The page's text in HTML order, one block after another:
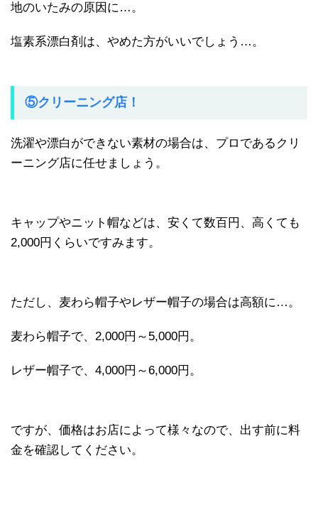
地のいたみの原因に…。
塩素系漂白剤は、やめた方がいいでしょう…。
⑤クリーニング店！
洗濯や漂白ができない素材の場合は、プロであるクリ
ーニング店に任せましょう。
キャップやニット帽などは、安くて数百円、高くても
2,000円くらいですみます。
ただし、麦わら帽子やレザー帽子の場合は高額に…。
麦わら帽子で、2,000円～5,000円。
レザー帽子で、4,000円～6,000円。
ですが、価格はお店によって様々なので、出す前に料
金を確認してください。